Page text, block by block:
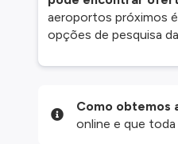
aeroportos próximos
opções de pesquisa
Como obtemos
online e que